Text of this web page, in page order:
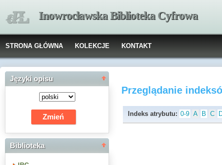
Inowrocławska Biblioteka Cyfrowa
STRONA GŁÓWNA KOLEKCJE KONTAKT
Języki opisu
Biblioteka
Przeglądanie
Indeks atrybutu: 0-9 A B C